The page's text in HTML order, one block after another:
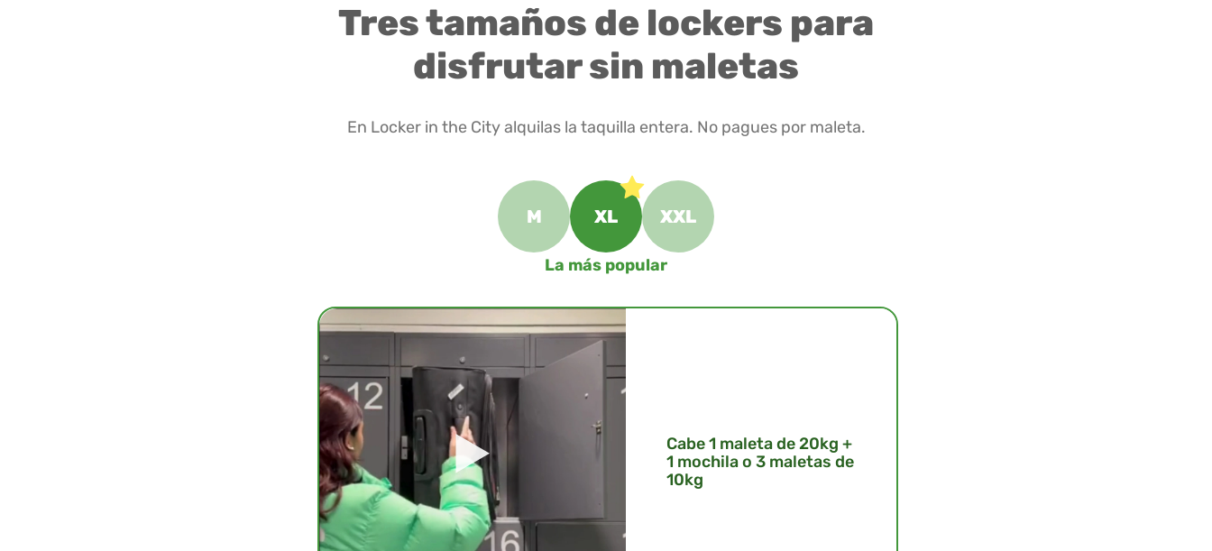
Tres tamaños de lockers para
disfrutar sin maletas
En Locker in the City alquilas la taquilla entera. No pagues por maleta.
M XL XXL
La más popular
Cabe 1 maleta de 20kg +
1 mochila o 3 maletas de
10kg